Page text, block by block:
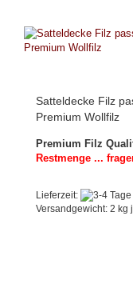
Satteldecke Filz
Premium Wollfilz
Premium Filz
Restmenge ...
Lieferzeit:
Versandgewicht: 2 kg